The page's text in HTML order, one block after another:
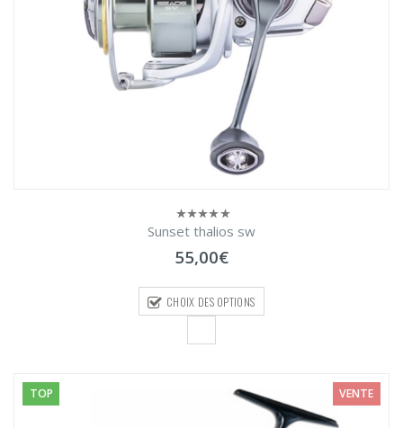
0
5
Sunset thalios sw
55,00€
CHOIX DES OPTIONS
TOP VENTE